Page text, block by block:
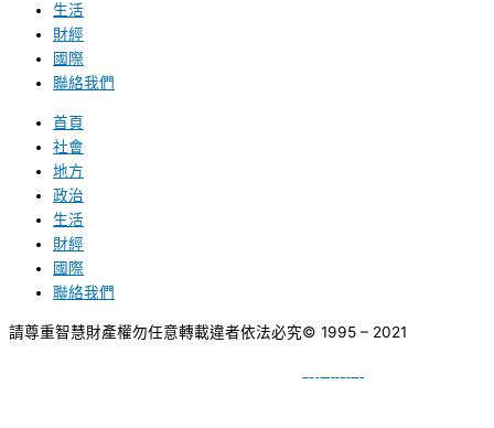
生活
財經
國際
聯絡我們
首頁
社會
地方
政治
生活
財經
國際
聯絡我們
請尊重智慧財產權勿任意轉載違者依法必究© 1995 – 2021